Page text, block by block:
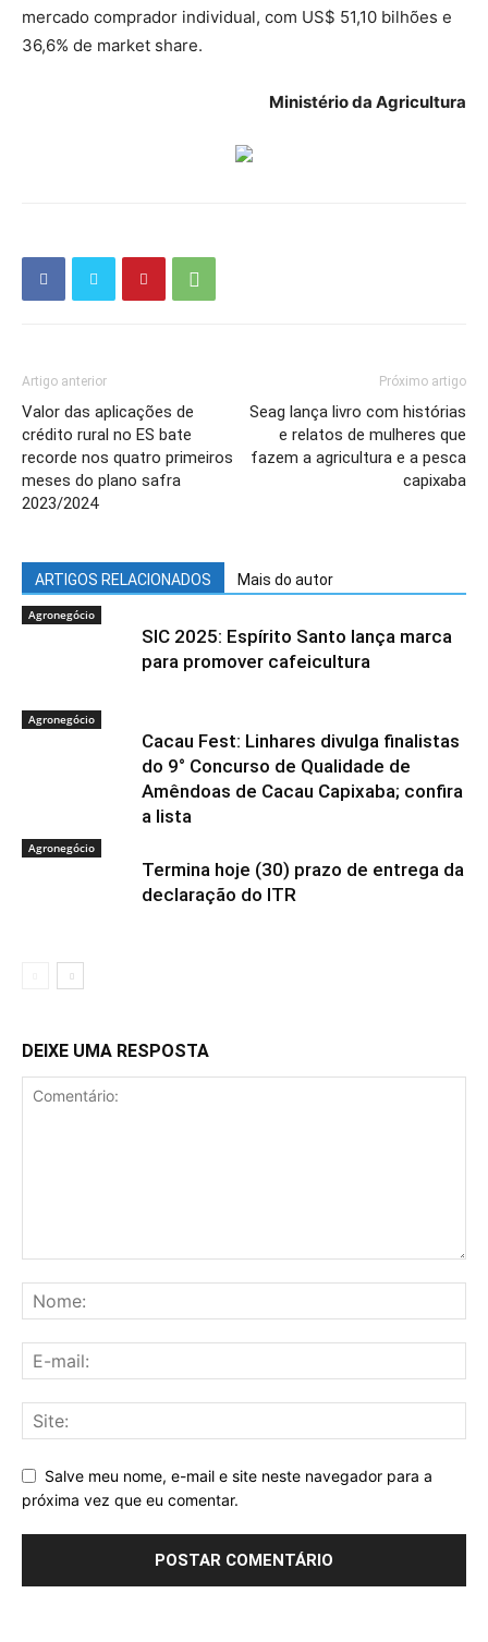
mercado comprador individual, com US$ 51,10 bilhões e
36,6% de market share.
Ministério da Agricultura
Artigo anterior
Valor das aplicações de
crédito rural no ES bate
recorde nos quatro primeiros
meses do plano safra
2023/2024
Próximo artigo
Seag lança livro com histórias
e relatos de mulheres que
fazem a agricultura e a pesca
capixaba
ARTIGOS RELACIONADOS Mais do autor
Agronegócio
SIC 2025: Espírito Santo lança marca
para promover cafeicultura
Agronegócio
Cacau Fest: Linhares divulga finalistas
do 9° Concurso de Qualidade de
Amêndoas de Cacau Capixaba; confira
a lista
Agronegócio
Termina hoje (30) prazo de entrega da
declaração do ITR
DEIXE UMA RESPOSTA
Salve meu nome, e-mail e site neste navegador para a
próxima vez que eu comentar.